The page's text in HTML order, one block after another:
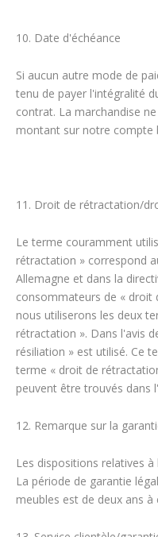
10. Date d'échéance
Si aucun autre mode de
tenu de payer l'intégralité
contrat. La marchandise
montant sur notre compte
11. Droit de rétractation/
Le terme couramment
rétractation » correspond
Allemagne et dans la
consommateurs de « droit
nous utiliserons les deux
rétractation ». Dans l'avis
résiliation » est utilisé. Ce
terme « droit de
peuvent être trouvés dans
12. Remarque sur la
Les dispositions relatives
La période de garantie
meubles est de deux ans